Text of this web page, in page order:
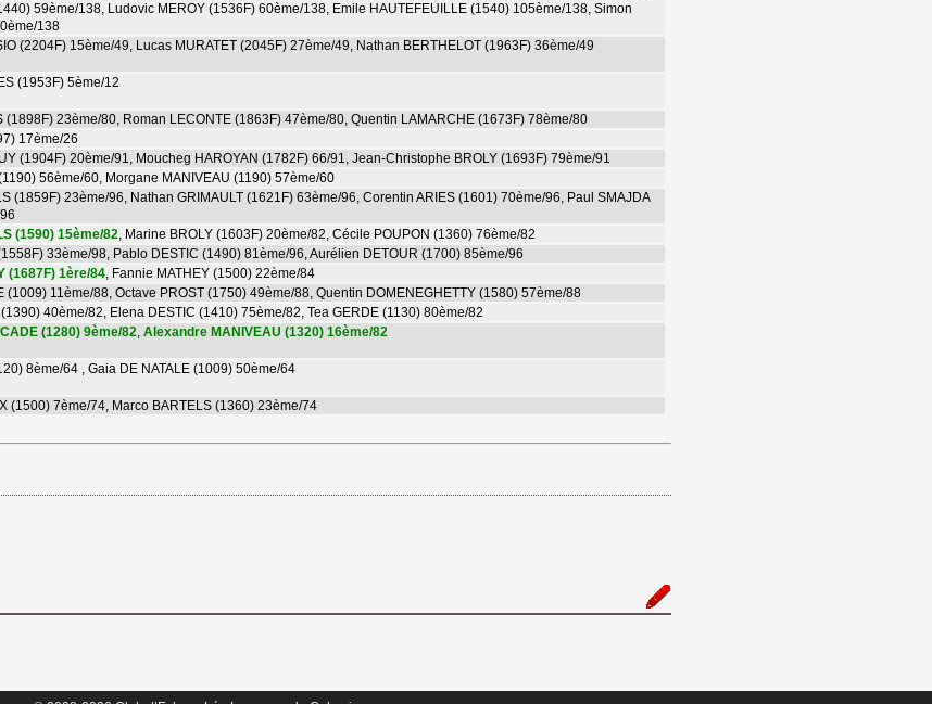
59ème/138, Ludovic MEROY (1536F) 60ème/138, Emile HAUTEFEUILLE (1540) 105ème/138, Simon
138
(2204F) 15ème/49, Lucas MURATET (2045F) 27ème/49, Nathan BERTHELOT (1963F) 36ème/49
(1953F) 5ème/12
(1898F) 23ème/80, Roman LECONTE (1863F) 47ème/80, Quentin LAMARCHE (1673F) 78ème/80
17ème/26
(1904F) 20ème/91, Moucheg HAROYAN (1782F) 66/91, Jean-Christophe BROLY (1693F) 79ème/91
56ème/60, Morgane MANIVEAU (1190) 57ème/60
(1859F) 23ème/96, Nathan GRIMAULT (1621F) 63ème/96, Corentin ARIES (1601) 70ème/96, Paul SMAJDA
(1590) 15ème/82, Marine BROLY (1603F) 20ème/82, Cécile POUPON (1360) 76ème/82
33ème/98, Pablo DESTIC (1490) 81ème/96, Aurélien DETOUR (1700) 85ème/96
(1687F) 1ère/84, Fannie MATHEY (1500) 22ème/84
(1009) 11ème/88, Octave PROST (1750) 49ème/88, Quentin DOMENEGHETTY (1580) 57ème/88
40ème/82, Elena DESTIC (1410) 75ème/82, Tea GERDE (1130) 80ème/82
(1280) 9ème/82, Alexandre MANIVEAU (1320) 16ème/82
8ème/64 , Gaia DE NATALE (1009) 50ème/64
(1500) 7ème/74, Marco BARTELS (1360) 23ème/74